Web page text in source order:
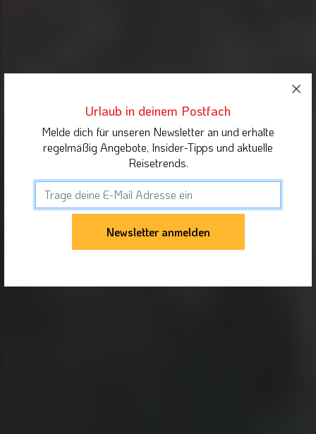
Urlaub in deinem Postfach
Melde dich für unseren Newsletter an und erhalte
regelmäßig Angebote, Insider-Tipps und aktuelle
Reisetrends.